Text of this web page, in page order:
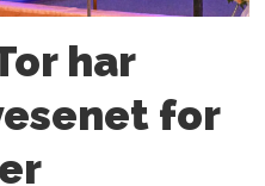
har
for